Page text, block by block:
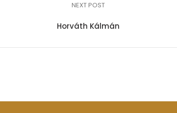
NEXT POST
Horváth Kálmán